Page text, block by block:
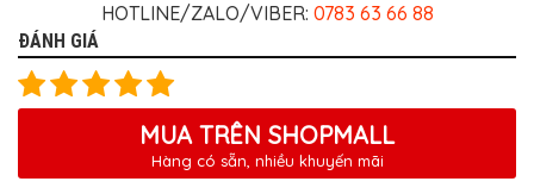
HOTLINE/ZALO/VIBER: 0783 63 66 88
ĐÁNH GIÁ
MUA TRÊN SHOPMALL
Hàng có sẵn, nhiều khuyến mãi